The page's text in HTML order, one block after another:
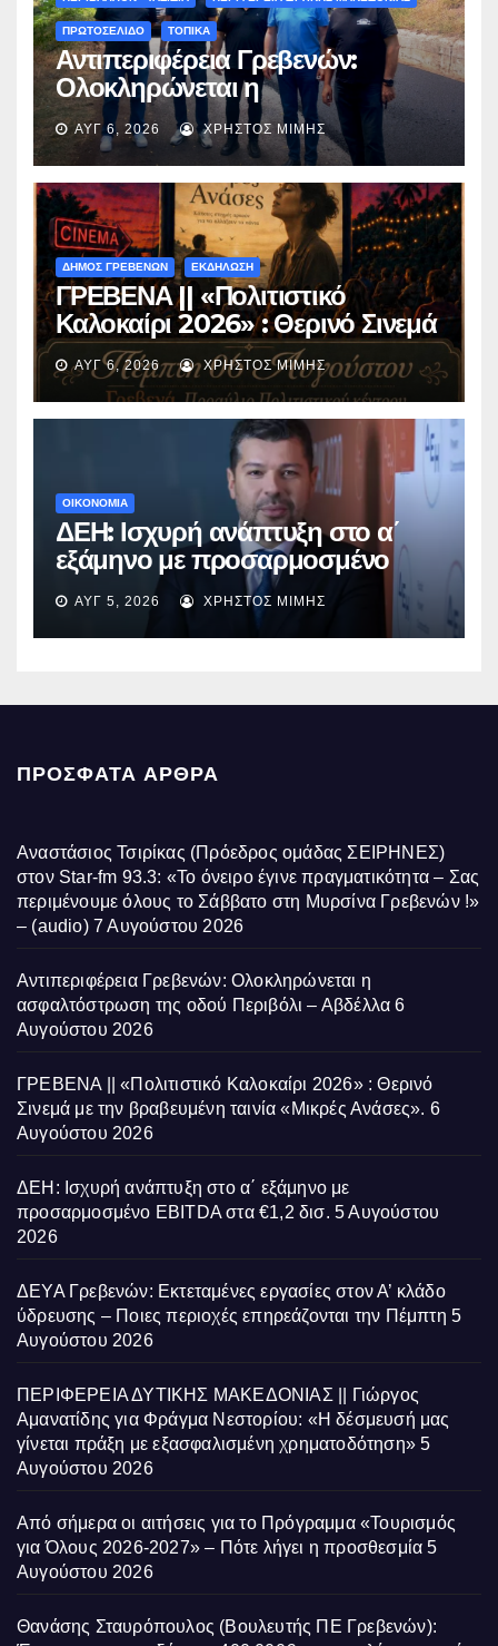
ΠΡΩΤΟΣΕΛΙΔΟ ΤΟΠΙΚΑ
Αντιπεριφέρεια Γρεβενών:
Ολοκληρώνεται η
ασφαλτόστρωση της οδού
Περιβόλι – Αβδέλλα
ΑΥΓ 6, 2026 ΧΡΉΣΤΟΣ ΜΊΜΗΣ
ΔΗΜΟΣ ΓΡΕΒΕΝΩΝ ΕΚΔΗΛΩΣΗ
ΓΡΕΒΕΝΑ || «Πολιτιστικό
Καλοκαίρι 2026» : Θερινό Σινεμά
με την βραβευμένη ταινία
«Μικρές Ανάσες».
ΑΥΓ 6, 2026 ΧΡΉΣΤΟΣ ΜΊΜΗΣ
ΟΙΚΟΝΟΜΙΑ
ΔΕΗ: Ισχυρή ανάπτυξη στο α΄
εξάμηνο με προσαρμοσμένο
EBITDA στα €1,2 δισ.
ΑΥΓ 5, 2026 ΧΡΉΣΤΟΣ ΜΊΜΗΣ
ΠΡΌΣΦΑΤΑ ΆΡΘΡΑ
Αναστάσιος Τσιρίκας (Πρόεδρος ομάδας ΣΕΙΡΗΝΕΣ)
στον Star-fm 93.3: «Το όνειρο έγινε πραγματικότητα – Σας
περιμένουμε όλους το Σάββατο στη Μυρσίνα Γρεβενών !»
– (audio) 7 Αυγούστου 2026
Αντιπεριφέρεια Γρεβενών: Ολοκληρώνεται η
ασφαλτόστρωση της οδού Περιβόλι – Αβδέλλα 6
Αυγούστου 2026
ΓΡΕΒΕΝΑ || «Πολιτιστικό Καλοκαίρι 2026» : Θερινό
Σινεμά με την βραβευμένη ταινία «Μικρές Ανάσες». 6
Αυγούστου 2026
ΔΕΗ: Ισχυρή ανάπτυξη στο α΄ εξάμηνο με
προσαρμοσμένο EBITDA στα €1,2 δισ. 5 Αυγούστου
2026
ΔΕΥΑ Γρεβενών: Εκτεταμένες εργασίες στον Α’ κλάδο
ύδρευσης – Ποιες περιοχές επηρεάζονται την Πέμπτη 5
Αυγούστου 2026
ΠΕΡΙΦΕΡΕΙΑ ΔΥΤΙΚΗΣ ΜΑΚΕΔΟΝΙΑΣ || Γιώργος
Αμανατίδης για Φράγμα Νεστορίου: «Η δέσμευσή μας
γίνεται πράξη με εξασφαλισμένη χρηματοδότηση» 5
Αυγούστου 2026
Από σήμερα οι αιτήσεις για το Πρόγραμμα «Τουρισμός
για Όλους 2026-2027» – Πότε λήγει η προσθεσμία 5
Αυγούστου 2026
Θανάσης Σταυρόπουλος (Βουλευτής ΠΕ Γρεβενών):